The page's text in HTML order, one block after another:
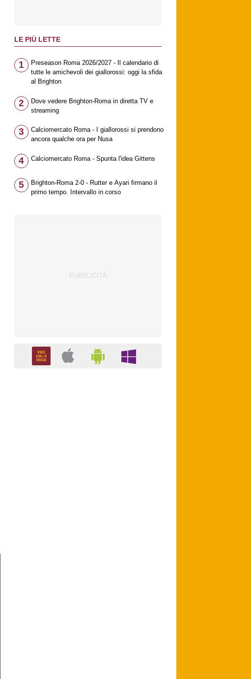
LE PIÙ LETTE
1
Preseason Roma 2026/2027 - Il calendario di
tutte le amichevoli dei giallorossi: oggi la sfida
al Brighton
2
Dove vedere Brighton-Roma in diretta TV e
streaming
3
Calciomercato Roma - I giallorossi si prendono
ancora qualche ora per Nusa
4 Calciomercato Roma - Spunta l'idea Gittens
5
Brighton-Roma 2-0 - Rutter e Ayari firmano il
primo tempo. Intervallo in corso